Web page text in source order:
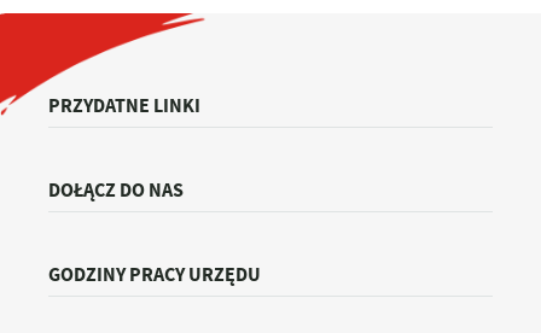
PRZYDATNE LINKI
DOŁĄCZ DO NAS
GODZINY PRACY URZĘDU